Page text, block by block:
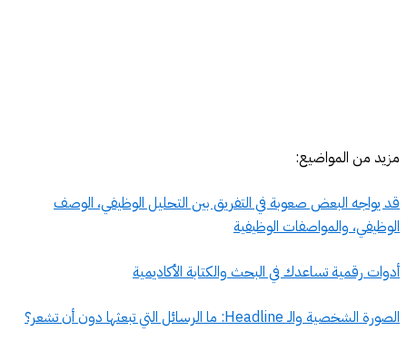
مزيد من المواضيع:
قد يواجه البعض صعوبة في التفريق بين التحليل الوظيفي، الوصف
الوظيفي، والمواصفات الوظيفية
أدوات رقمية تساعدك في البحث والكتابة الأكاديمية
الصورة الشخصية والـ Headline: ما الرسائل التي تبعثها دون أن تشعر؟